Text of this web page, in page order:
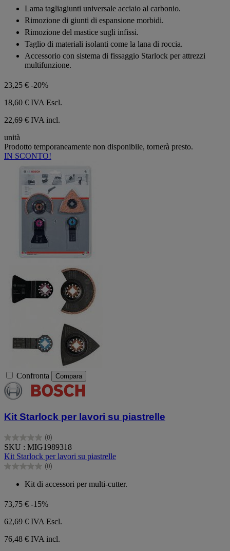
stelle.
Lama tagliagiunti universale acciaio al carbonio.
Rimozione di giunti di espansione morbidi.
Rimozione del mastice sugli infissi.
Taglio di materiali isolanti come la lana di roccia.
Accessorio con sistema di fissaggio Starlock per attrezzi
multifunzione.
23,25 € -20%
18,60 € IVA Escl.
22,69 € IVA incl.
unità
Prodotto temporaneamente non disponibile, tornerà presto.
IN SCONTO!
Confronta Compara
Kit Starlock per lavori su piastrelle
(0)
0.0
su
5
stelle.
SKU : MIG1989318
Kit Starlock per lavori su piastrelle
(0)
0.0
Kit di accessori per multi-cutter.
73,75 € -15%
62,69 € IVA Escl.
76,48 € IVA incl.